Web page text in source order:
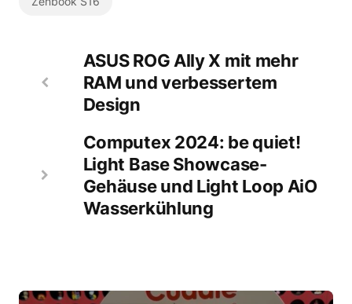
ASUS ROG Ally X mit mehr
RAM und verbessertem
Design
Computex 2024: be quiet!
Light Base Showcase-
Gehäuse und Light Loop AiO
Wasserkühlung